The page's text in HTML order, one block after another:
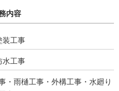
内容
装工事
水工事
・雨樋工事・外構工事・水廻り